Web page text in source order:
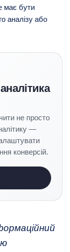
має бути
аналізу або
не просто
—
конверсій.